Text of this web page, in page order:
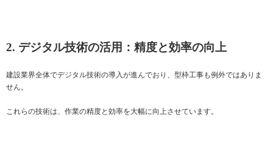
2. デジタル技術の活用：精度と効率の向上
建設業界全体でデジタル技術の導入が進んでおり、型枠工事も例外ではありま
せん。
これらの技術は、作業の精度と効率を大幅に向上させています。